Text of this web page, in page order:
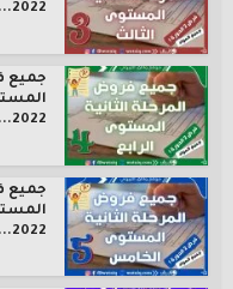
2022...
جميع
2022...
جميع
2022...